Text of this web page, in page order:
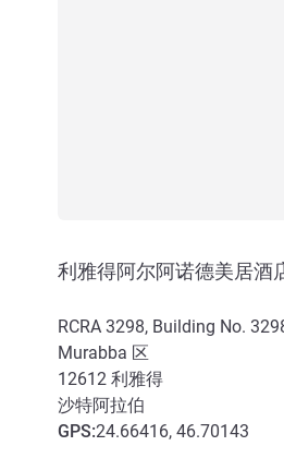
利雅得阿尔阿诺德美居酒
RCRA 3298, Building No.
Murabba 区
12612 利雅得
沙特阿拉伯
GPS:24.66416, 46.70143